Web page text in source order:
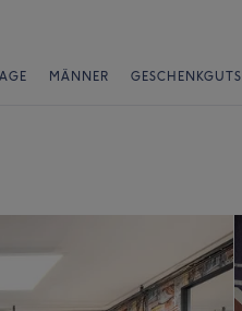
MÄNNER